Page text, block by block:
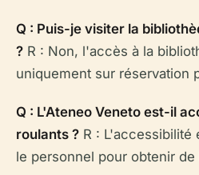
Q : Puis-je visiter la
? R : Non, l'accès à la
uniquement sur réservation
Q : L'Ateneo Veneto est-il
roulants ? R : L'accessibilité
le personnel pour obtenir de